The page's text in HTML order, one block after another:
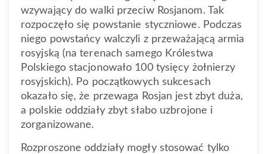
wzywający do walki przeciw Rosjanom. Tak
rozpoczęło się powstanie styczniowe. Podczas
niego powstańcy walczyli z przeważającą armia
rosyjską (na terenach samego Królestwa
Polskiego stacjonowało 100 tysięcy żołnierzy
rosyjskich). Po początkowych sukcesach
okazało się, że przewaga Rosjan jest zbyt duża,
a polskie oddziały zbyt słabo uzbrojone i
zorganizowane.
Rozproszone oddziały mogły stosować tylko